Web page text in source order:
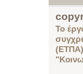
Το
(ΕΤΠΑ)